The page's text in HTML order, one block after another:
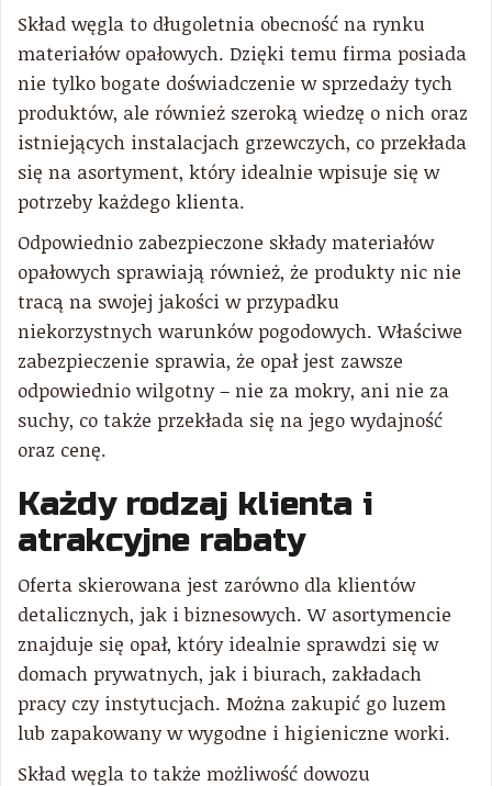
Skład węgla to długoletnia obecność na rynku
materiałów opałowych. Dzięki temu firma posiada
nie tylko bogate doświadczenie w sprzedaży tych
produktów, ale również szeroką wiedzę o nich oraz
istniejących instalacjach grzewczych, co przekłada
się na asortyment, który idealnie wpisuje się w
potrzeby każdego klienta.
Odpowiednio zabezpieczone składy materiałów
opałowych sprawiają również, że produkty nic nie
tracą na swojej jakości w przypadku
niekorzystnych warunków pogodowych. Właściwe
zabezpieczenie sprawia, że opał jest zawsze
odpowiednio wilgotny – nie za mokry, ani nie za
suchy, co także przekłada się na jego wydajność
oraz cenę.
Każdy rodzaj klienta i
atrakcyjne rabaty
Oferta skierowana jest zarówno dla klientów
detalicznych, jak i biznesowych. W asortymencie
znajduje się opał, który idealnie sprawdzi się w
domach prywatnych, jak i biurach, zakładach
pracy czy instytucjach. Można zakupić go luzem
lub zapakowany w wygodne i higieniczne worki.
Skład węgla to także możliwość dowozu